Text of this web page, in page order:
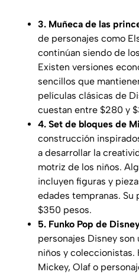
3. Muñeca de las
de personajes como
continúan siendo de
Existen versiones
sencillos que
películas clásicas de
cuestan entre $280 y
4. Set de bloques de
construcción
a desarrollar la
motriz de los niños.
incluyen figuras y
edades tempranas. Su
$350 pesos.
5. Funko Pop de
personajes Disney
niños y coleccionistas.
Mickey, Olaf o